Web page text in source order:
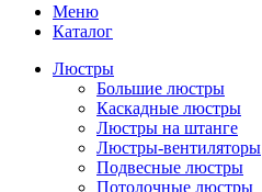
Меню
Каталог
Люстры
Большие люстры
Каскадные люстры
Люстры на штанге
Люстры-вентиляторы
Подвесные люстры
Потолочные люстры